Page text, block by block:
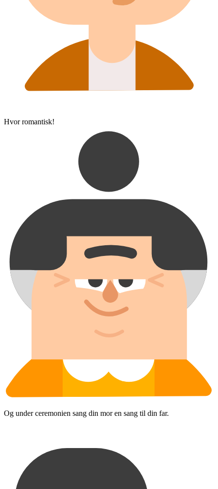
Hvor romantisk!
Og under ceremonien sang din mor en sang til din far.